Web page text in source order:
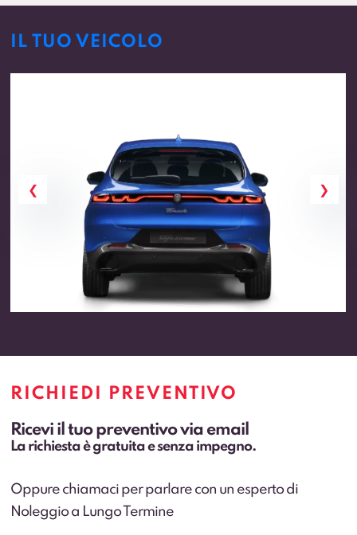
IL TUO VEICOLO
RICHIEDI PREVENTIVO
Ricevi il tuo preventivo via email
La richiesta è gratuita e senza impegno.
Oppure chiamaci per parlare con un esperto di
Noleggio a Lungo Termine